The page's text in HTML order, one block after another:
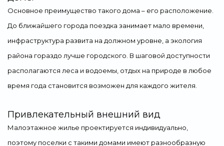
Основное преимущество такого дома – его расположение.
До ближайшего города поездка занимает мало времени,
инфраструктура развита на должном уровне, а экология
района гораздо лучше городского. В шаговой доступности
располагаются леса и водоемы, отдых на природе в любое
время года становится возможен для каждого жителя.
Привлекательный внешний вид
Малоэтажное жилье проектируется индивидуально,
поэтому поселки с такими домами имеют разнообразную